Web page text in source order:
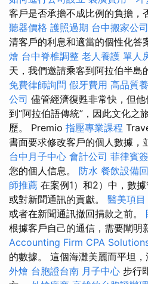
客戶是否承擔不成比例的負擔，
聽器價格 護照過期 台中搬家公司
清客戶的利息和適當的個性化答
燴 台中脊椎調整 老人養護 單人
天，我們邀請乘客到阿拉伯半島
免費律師詢問 假牙費用 高品質
公司 儘管經濟復甦非常快，但
到“阿拉伯語傳統”，因此文化之
歷。 Premio 指壓專業課程
書面要求修改客戶的個人數據，
台中月子中心 會計公司 菲律賓
您的個人信息。 防水 餐飲設備
師推薦 在案例1）和2）中，數
或對新聞通訊的貢獻。 醫美項目
或者在新聞通訊撤回捐款之前。
根據客戶自己的通信，需要闡明
Accounting Firm CPA
的數據。 這個海灘美麗而平坦，
外燴 台胞證台南 月子中心 步行